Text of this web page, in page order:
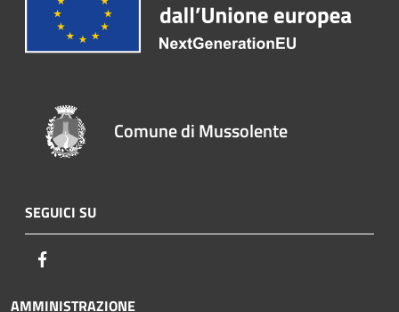
Comune di Mussolente
SEGUICI SU
AMMINISTRAZIONE